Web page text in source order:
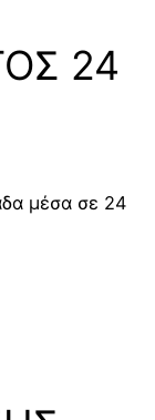
24
μέσα σε 24